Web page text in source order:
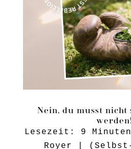
Nein, du musst
Lesezeit: 9 Minuten
Royer